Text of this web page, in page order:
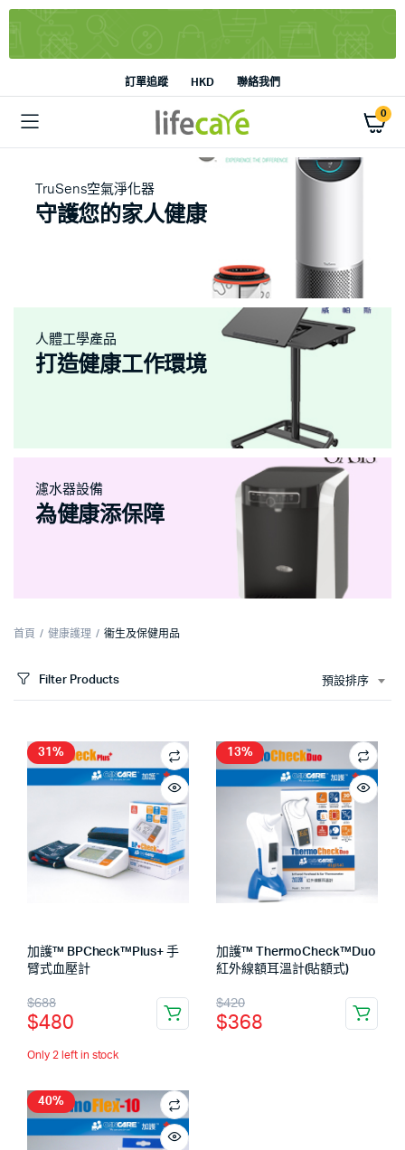
訂單追蹤 HKD 聯絡我們
0
TruSens空氣淨化器
守護您的家人健康
人體工學產品
打造健康工作環境
濾水器設備
為健康添保障
首頁 健康護理 衞生及保健用品
Filter Products 預設排序
31%
加護™ BPCheck™Plus+ 手
臂式血壓計
$688
$480
Only 2 left in stock
13%
加護™ ThermoCheck™Duo
紅外線額耳溫計(貼額式)
$420
$368
40%